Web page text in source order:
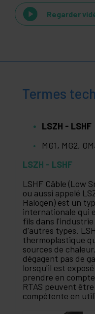
Regarder
Termes
LSZH - LSHF
MG1, MG2,
LSZH - LSHF
LSHF Câble (Low
ou aussi appelé
Halogen) est un
internationale qui
fils dans
d'autres types.
thermoplastique
sources de
dégagent pas de
lorsqu'il est
prendre en
RTAS peuvent
compétente en